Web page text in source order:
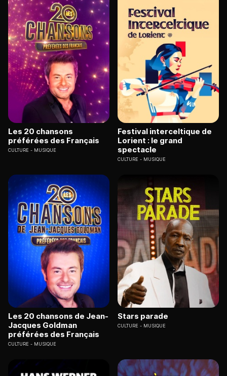
Les 20 chansons
préférées des Français
CULTURE MUSIQUE
Festival interceltique de
Lorient : le grand
spectacle
CULTURE MUSIQUE
Les 20 chansons de Jean-
Jacques Goldman
préférées des Français
CULTURE MUSIQUE
Stars parade
CULTURE MUSIQUE